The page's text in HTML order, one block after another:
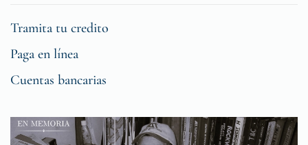
Tramita tu credito
Paga en línea
Cuentas bancarias